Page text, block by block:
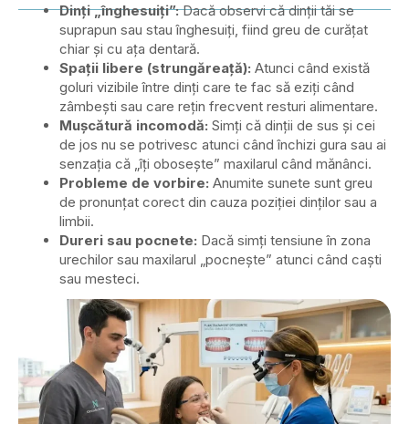
Dinți „înghesuiți”:Dacă observi că dinții tăi se
suprapun sau stau înghesuiți, fiind greu de curățat
chiar și cu ața dentară.
Spații libere (strungăreață): Atunci când există
goluri vizibile între dinți care te fac să eziți când
zâmbești sau care rețin frecvent resturi alimentare.
Mușcătură incomodă: Simți că dinții de sus și cei
de jos nu se potrivesc atunci când închizi gura sau ai
senzația că „îți obosește” maxilarul când mănânci.
Probleme de vorbire: Anumite sunete sunt greu
de pronunțat corect din cauza poziției dinților sau a
limbii.
Dureri sau pocnete: Dacă simți tensiune în zona
urechilor sau maxilarul „pocnește” atunci când caști
sau mesteci.